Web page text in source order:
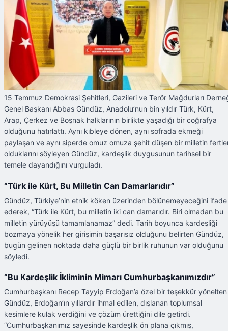
15 Temmuz Demokrasi Şehitleri, Gazileri ve Terör Mağdurları
Genel Başkanı Abbas Gündüz, Anadolu’nun bin yıldır Türk, Kürt,
Arap, Çerkez ve Boşnak halklarının birlikte yaşadığı bir coğrafya
olduğunu hatırlattı. Aynı kıbleye dönen, aynı sofrada ekmeği
paylaşan ve aynı siperde omuz omuza şehit düşen bir milletin
olduklarını söyleyen Gündüz, kardeşlik duygusunun tarihsel bir
temele dayandığını vurguladı.
“Türk ile Kürt, Bu Milletin Can Damarlarıdır”
Gündüz, Türkiye’nin etnik köken üzerinden bölünemeyeceğini ifade
ederek, “Türk ile Kürt, bu milletin iki can damarıdır. Biri olmadan bu
milletin yürüyüşü tamamlanamaz” dedi. Tarih boyunca kardeşliği
bozmaya yönelik her girişimin başarısız olduğunu belirten Gündüz,
bugün gelinen noktada daha güçlü bir birlik ruhunun var olduğunu
söyledi.
“Bu Kardeşlik İkliminin Mimarı Cumhurbaşkanımızdır”
Cumhurbaşkanı Recep Tayyip Erdoğan’a özel bir teşekkür yönelten
Gündüz, Erdoğan’ın yıllardır ihmal edilen, dışlanan toplumsal
kesimlere kulak verdiğini ve çözüm ürettiğini dile getirdi.
“Cumhurbaşkanımız sayesinde kardeşlik ön plana çıkmış,